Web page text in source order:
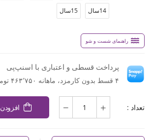
14سال 15سال
راهنمای شست و شو
پرداخت قسطی و اعتباری با اسنپ‌پی
۴ قسط بدون کارمزد، ماهانه ۴۶۳٬۷۵۰ تومان
تعداد :